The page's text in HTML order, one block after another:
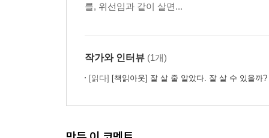
를, 위선임과 같이 살면...
작가와 인터뷰 (1개)
[읽다] [책읽아웃] 잘 살 줄 알았다. 잘 살 수 있을까? 잘 살고 있다!